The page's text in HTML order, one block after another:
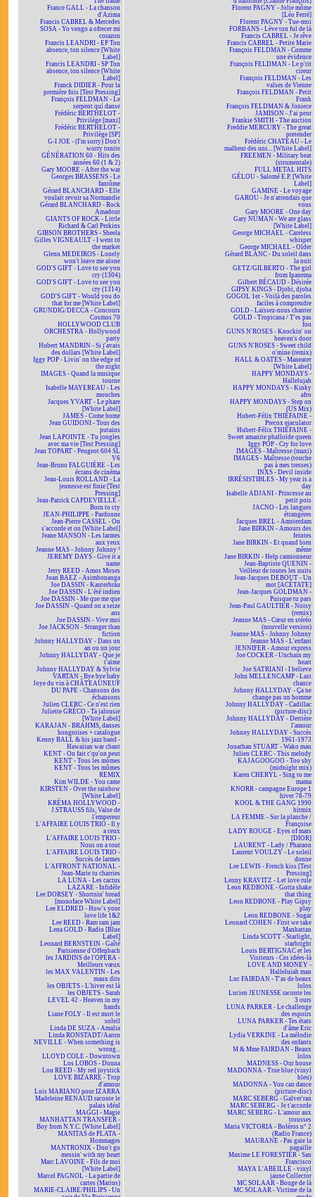
France GALL - La chanson
d'Azima
Francis CABREL & Mercedes
SOSA - Yo vengo a ofrecer mi
corazon
Francis LEANDRI - EP Ton
absence, ton silence [White
Label]
Francis LEANDRI - SP Ton
absence, ton silence [White
Label]
Franck DIDIER - Pour la
première fois [Test Pressing]
François FELDMAN - Le
serpent qui danse
Frédéric BERTHELOT -
Privilège [maxi]
Frédéric BERTHELOT -
Privilège [SP]
G-I JOE - (I'm sorry) Don't
worry tonite
GÉNÉRATION 60 - Hits des
années 60 (1 & 2)
Gary MOORE - After the war
Georges BRASSENS - Le
fantôme
Gérard BLANCHARD - Elle
voulait revoir sa Normandie
Gérard BLANCHARD - Rock
Amadour
GIANTS OF ROCK - Little
Richard & Carl Perkins
GIBSON BROTHERS - Sheela
Gilles VIGNEAULT - I went to
the market
Glenn MEDEIROS - Lonely
won't leave me alone
GOD'S GIFT - Love to see you
cry (1304)
GOD'S GIFT - Love to see you
cry (1314)
GOD'S GIFT - Would you do
that for me [White Label]
GRUNDIG/DECCA - Concours
Cosmos 70
HOLLYWOOD CLUB
ORCHESTRA - Hollywood
party
Hubert MANDRIN - Si j'avais
des dollars [White Label]
Iggy POP - Livin' on the edge of
the night
IMAGES - Quand la musique
tourne
Isabelle MAYEREAU - Les
mouches
Jacques YVART - Le phare
[White Label]
JAMES - Come home
Jean GUIDONI - Tous des
putains
Jean LAPOINTE - Tu jongles
avec ma vie [Test Pressing]
Jean TOPART - Peugeot 604 SL
V6
Jean-Bruno FALGUIÈRE - Les
écrans de cinéma
Jean-Louis ROLLAND - La
jeunesse est finie [Test
Pressing]
Jean-Patrick CAPDEVIELLE -
Born to cry
JEAN-PHILIPPE - Pardonne
Jean-Pierre CASSEL - On
s'accorde et on [White Label]
Jeane MANSON - Les larmes
aux yeux
Jeanne MAS - Johnny Johnny ²
JEREMY DAYS - Give it a
name
Jerry REED - Amos Moses
Joan BAEZ - Asimbonanga
Joe DASSIN - Kanterbräu
Joe DASSIN - L'été indien
Joe DASSIN - Me que me que
Joe DASSIN - Quand on a seize
ans
Joe DASSIN - Vive moi
Joe JACKSON - Stranger than
fiction
Johnny HALLYDAY - Dans un
an ou un jour
Johnny HALLYDAY - Que je
t'aime
Johnny HALLYDAY & Sylvie
VARTAN - Bye bye baby
Joye du vin à CHÂTEAUNEUF
DU PAPE - Chansons des
échansons
Julien CLERC - Ce n'est rien
Juliette GRÉCO - Ta jalousie
[White Label]
KARAJAN - BRAHMS, danses
hongroises + catalogue
Kenny BALL & his jazz band -
Hawaiian war chant
KENT - On fait c'qu'on peut
KENT - Tous les mômes
KENT - Tous les mômes
REMIX
Kim WILDE - You came
KIRSTEN - Over the rainbow
[White Label]
KRÉMA HOLLYWOOD -
J.STRAUSS fils, Valse de
l'empereur
L'AFFAIRE LOUIS TRIO - Il y
a ceux
L'AFFAIRE LOUIS TRIO -
Nous on a tout
L'AFFAIRE LOUIS TRIO -
Succès de larmes
L'AFFRONT NATIONAL -
Jean-Marie tu charries
LA LUNA - Les cactus
LAZARE - Infidèle
Lee DORSEY - Shortnin' bread
[monoface White Label]
Lee ELDRED - How's your
love life 1&2
Lee REED - Ram ram jam
Lena GOLD - Radio [Blue
Label]
Leonard BERNSTEIN - Gaîté
Parisienne d'Offenbach
les JARDINS de l'OPÉRA -
Meilleurs vœux
les MAX VALENTIN - Les
maux dits
les OBJETS - L'hiver est là
les OBJETS - Sarah
LEVEL 42 - Heaven in my
hands
Liane FOLY - Il est mort le
soleil
Linda DE SUZA - Amalia
Linda RONSTADT/Aaron
NEVILLE - When something is
wrong...
LLOYD COLE - Downtown
Los LOBOS - Donna
Lou REED - My red joystick
LOVE BIZARRE - Trop
d'amour
Luis MARIANO pour IZARRA
Madeleine RENAUD raconte le
palais idéal
MAGGI - Magie
MANHATTAN TRANSFER -
Boy from N.Y.C. [White Label]
MANITAS de PLATA -
Hommages
MANTRONIX - Don't go
messin' with my heart
Marc LAVOINE - Fils de moi
[White Label]
Marcel PAGNOL - La partie de
cartes (Marius)
MARIE-CLAIRE/PHILIPS - Un
Florent PAGNY - Jolie môme
[Léo Ferré]
Florent PAGNY - Tue-moi
FORBANS - Lève ton ful de là
Francis CABREL - Je rêve
Francis CABREL - Petite Marie
François FELDMAN - Comme
une évidence
François FELDMAN - Le p'tit
cireur
François FELDMAN - Les
valses de Vienne
François FELDMAN - Petit
Frank
François FELDMAN & Joniece
JAMISON - J'ai peur
Frankie SMITH - The auction
Freddie MERCURY - The great
pretender
Frédéric CHATEAU - Le
malheur des uns... [White Label]
FREEMEN - Military beat
(strumentale)
FULL METAL HITS
GÉLOU - Salomé E.P. [White
Label]
GAMINE - Le voyage
GAROU - Je n'attendais que
vous
Gary MOORE - One day
Gary NUMAN - We are glass
[White Label]
George MICHAEL - Careless
whisper
George MICHAEL - Older
Gérard BLANC - Du soleil dans
la nuit
GETZ/GILBERTO - The girl
from Ipanema
Gilbert BÉCAUD - Désirée
GIPSY KINGS - Djobi, djoba
GOGOL 1er - Voilà des paroles
faciles à comprendre
GOLD - Laissez-nous chanter
GOLD - Tropicana / T'es pas
fou
GUNS N'ROSES - Knockin' on
heaven's door
GUNS N'ROSES - Sweet child
o'mine (remix)
HALL & OATES - Maneater
[White Label]
HAPPY MONDAYS -
Hallelujah
HAPPY MONDAYS - Kinky
afro
HAPPY MONDAYS - Step on
(US Mix)
Hubert-Félix THIÉFAINE -
Precox ejaculator
Hubert-Félix THIÉFAINE -
Sweet amanite phalloïde queen
Iggy POP - Cry for love
IMAGES - Maîtresse (maxi)
IMAGES - Maîtresse (touche
pas à mes tresses)
INXS - Devil inside
IRRÉSISTIBLES - My year is a
day
Isabelle ADJANI - Princesse au
petit pois
JACNO - Les langues
étrangères
Jacques BREL - Amsterdam
Jane BIRKIN - Amours des
feintes
Jane BIRKIN - Et quand bien
même
Jane BIRKIN - Help camionneur
Jean-Baptiste QUENIN -
Veilleur de toutes les nuits
Jean-Jacques DEBOUT - Un
mot [ACÉTATE]
Jean-Jacques GOLDMAN -
Puisque tu pars
Jean-Paul GAULTIER - Noisy
(remix)
Jeanne MAS - Cœur en stéréo
(nouvelle version)
Jeanne MAS - Johnny Johnny
Jeanne MAS - L'enfant
JENNIFER - Amour express
Joe COCKER - Unchain my
heart
Joe SATRIANI - I believe
John MELLENCAMP - Last
chance
Johnny HALLYDAY - Ça ne
change pas un homme
Johnny HALLYDAY - Cadillac
(picture-disc)
Johnny HALLYDAY - Derrière
l'amour
Johnny HALLYDAY - Succès
1961-1973
Jonathan STUART - Wako man
Julien CLERC - This melody
KAJAGOOGOO - Too shy
(midnight mix)
Karen CHERYL - Sing to me
mama
KNORR - campagne Europe 1
hiver 78-79
KOOL & THE GANG 1990
hitmix
LA FEMME - Sur la planche /
Françoise
LADY ROUGE - Eyes of mars
[DIOR]
LAURENT - Lady / Pharaon
Laurent VOULZY - Le soleil
donne
Lee LEWIS - French kiss [Test
Pressing]
Lenny KRAVITZ - Let love rule
Leon REDBONE - Gotta shake
that thing
Leon REDBONE - Play Gipsy
play
Leon REDBONE - Sugar
Leonard COHEN - First we take
Manhattan
Linda SCOTT - Starlight,
starbright
Louis BERTIGNAC et les
Visiteurs - Ces idées-là
LOVE AND MONEY -
Halleluiah man
Luc FAIRDAN - T'as de beaux
lolos
Lucien JEUNESSE raconte les
3 ours
LUNA PARKER - Le challenge
des espoirs
LUNA PARKER - Tes états
d'âme Eric
Lydia VERKINE - La mélodie
des enfants
M & Mme FAIRDAN - Beaux
lolos
MADNESS - Our house
MADONNA - True blue (vinyl
bleu)
MADONNA - You can dance
(picture-disc)
MARC SEBERG - Galver'ran
MARC SEBERG - Je t'accorde
MARC SEBERG - L'amour aux
trousses
Maria VICTORIA - Boléros n° 2
(Radio France)
MAURANE - Pas gaie la
pagaille
Maxime LE FORESTIER - San
Francisco
MAYA L'ABEILLE - vinyl
jaune Collector
MC SOLAAR - Bouge de là
MC SOLAAR - Victime de la